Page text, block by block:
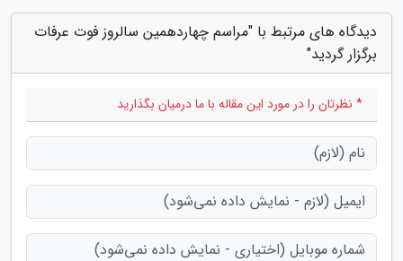
دیدگاه های مرتبط با "مراسم چهاردهمین سالروز فوت عرفات
برگزار گردید"
* نظرتان را در مورد این مقاله با ما درمیان بگذارید